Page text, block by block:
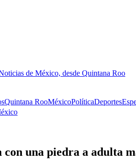
de México, desde Quintana Roo
Quintana RooMéxicoPolíticaDeportes
con una piedra a adulta